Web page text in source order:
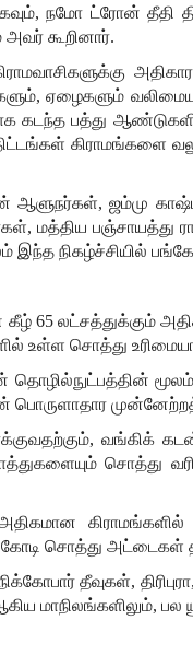
,நமோ ட்ரோன் தீதி
அவர் கூறினார்.
,ஏழைகளும்
கடந்த பத்து
கிராமங்களை
ஆளுநர்கள்,ஜம்மு
, மத்திய பஞ்சாயத்து
இந்த நிகழ்ச்சியில்
கீழ்65லட்சத்துக்கும்
உள்ள சொத்து
தொழில்நுட்பத்தின் மூலம்
பொருளாதார
, வங்கிக்
சொத்து
கிராமங்களில்
கோடி சொத்து அட்டைகள்
தீவுகள், திரிபுரா
மாநிலங்களிலும், பல